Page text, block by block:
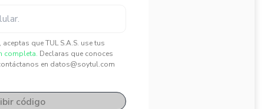
que TUL S.A.S. use tus
completa. Declaras que conoces
en datos@soytul.com
código